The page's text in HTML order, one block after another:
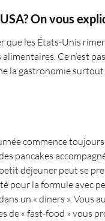
On vous
que les États-Unis
Ce n’est
la gastronomie
commence
pancakes
déjeuner peut se
pour la formule avec
un « diners ». Vous
de « fast-food » vous